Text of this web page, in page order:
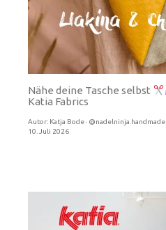
Nähe deine Tasche selbst
Katia Fabrics
Autor: Katja Bode · @nadelninja.handmade
10. Juli 2026